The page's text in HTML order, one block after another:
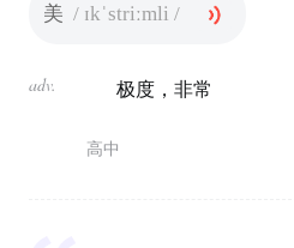
美 / ɪkˈstriːmli /
adv. 极度，非常
高中